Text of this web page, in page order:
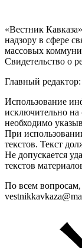
«Вестник
надзору в сфере
массовых
Свидетельство о
Главный
Использование
исключительно
необходимо
При
текстов. Текст
Не допускается
текстов
По всем